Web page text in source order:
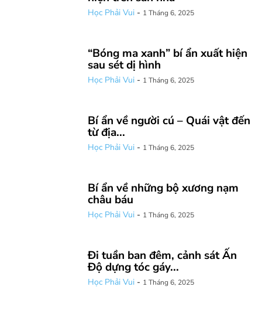
Học Phải Vui - 1 Tháng 6, 2025
“Bóng ma xanh” bí ẩn xuất hiện
sau sét dị hình
Học Phải Vui - 1 Tháng 6, 2025
Bí ẩn về người cú – Quái vật đến
từ địa...
Học Phải Vui - 1 Tháng 6, 2025
Bí ẩn về những bộ xương nạm
châu báu
Học Phải Vui - 1 Tháng 6, 2025
Đi tuần ban đêm, cảnh sát Ấn
Độ dựng tóc gáy...
Học Phải Vui - 1 Tháng 6, 2025